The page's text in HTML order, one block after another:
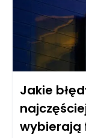
Jakie
wybierają